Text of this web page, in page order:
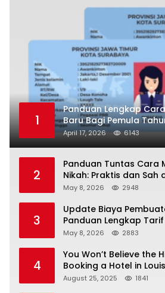
1
Panduan Lengkap
Baru Bagi Pemula
April 17, 2026 6143
2
Panduan Tuntas Cara
Nikah: Praktis dan Sah
May 8, 2026 2948
3
Update Biaya
Panduan Lengkap
May 8, 2026 2883
4
You Won’t Believe the
Booking a Hotel in
Cheap to Luxe!
August 25, 2025 1841